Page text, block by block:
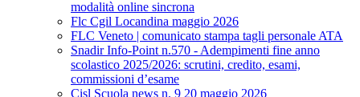
modalità online sincrona
Flc Cgil Locandina maggio 2026
FLC Veneto | comunicato stampa tagli personale ATA
Snadir Info-Point n.570 - Adempimenti fine anno
scolastico 2025/2026: scrutini, credito, esami,
commissioni d’esame
Cisl Scuola news n. 9 20 maggio 2026